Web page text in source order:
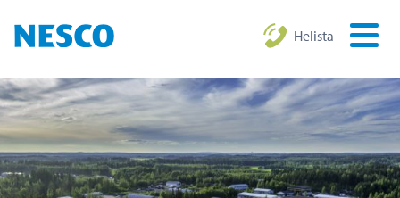
Helista